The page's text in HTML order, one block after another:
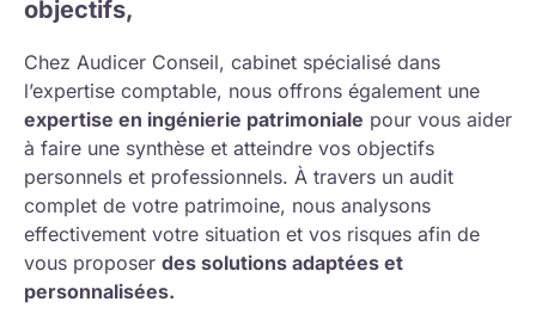
objectifs,
Chez Audicer Conseil, cabinet spécialisé dans
l’expertise comptable, nous offrons également une
expertise en ingénierie patrimoniale pour vous aider
à faire une synthèse et atteindre vos objectifs
personnels et professionnels. À travers un audit
complet de votre patrimoine, nous analysons
effectivement votre situation et vos risques afin de
vous proposer des solutions adaptées et
personnalisées.